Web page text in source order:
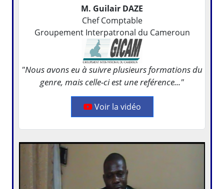
M. Guilair DAZE
Chef Comptable
Groupement Interpatronal du Cameroun
"Nous avons eu à suivre plusieurs formations du
genre, mais celle-ci est une reférence..."
Voir la vidéo